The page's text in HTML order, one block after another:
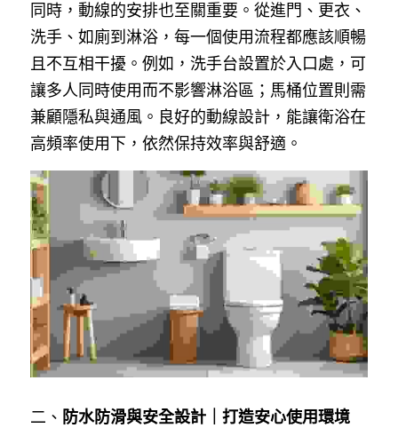
同時，動線的安排也至關重要。從進門、更衣、
洗手、如廁到淋浴，每一個使用流程都應該順暢
且不互相干擾。例如，洗手台設置於入口處，可
讓多人同時使用而不影響淋浴區；馬桶位置則需
兼顧隱私與通風。良好的動線設計，能讓衛浴在
高頻率使用下，依然保持效率與舒適。
二、 防水防滑與安全設計｜打造安心使用環境